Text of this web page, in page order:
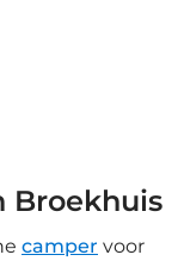
Broekhuis
camper voor